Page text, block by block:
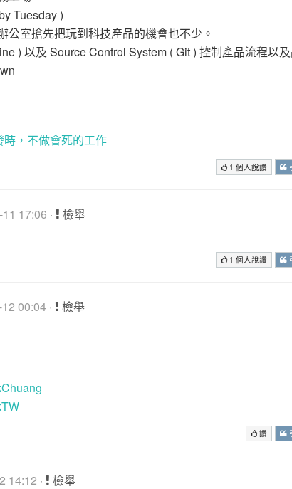
Tuesday )
公室搶先把玩到科技產品的機會也不少。
) 以及 Source Control System ( Git ) 控制產品流程以及
，不做會死的工作
1 個人說讚
17:06 ·
檢舉
1 個人說讚
00:04 ·
檢舉
讚
14:12 ·
檢舉